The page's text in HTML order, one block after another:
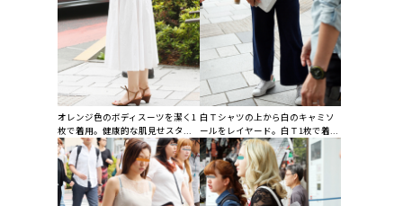
オレンジ色のボディスーツを潔く1
枚で着用。健康的な肌見せスタ...
白Ｔシャツの上から白のキャミソ
ールをレイヤード。白Ｔ1枚で着...